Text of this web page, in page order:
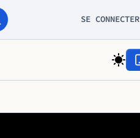
SE CONNECTER